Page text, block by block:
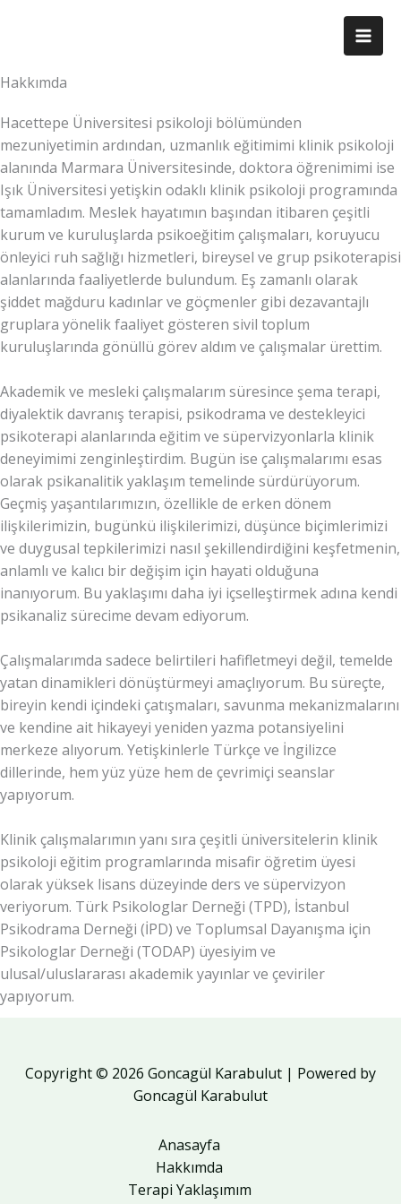
Hakkımda
Hacettepe Üniversitesi psikoloji bölümünden
mezuniyetimin ardından, uzmanlık eğitimimi klinik psikoloji
alanında Marmara Üniversitesinde, doktora öğrenimimi ise
Işık Üniversitesi yetişkin odaklı klinik psikoloji programında
tamamladım. Meslek hayatımın başından itibaren çeşitli
kurum ve kuruluşlarda psikoeğitim çalışmaları, koruyucu
önleyici ruh sağlığı hizmetleri, bireysel ve grup psikoterapisi
alanlarında faaliyetlerde bulundum. Eş zamanlı olarak
şiddet mağduru kadınlar ve göçmenler gibi dezavantajlı
gruplara yönelik faaliyet gösteren sivil toplum
kuruluşlarında gönüllü görev aldım ve çalışmalar ürettim.
Akademik ve mesleki çalışmalarım süresince şema terapi,
diyalektik davranış terapisi, psikodrama ve destekleyici
psikoterapi alanlarında eğitim ve süpervizyonlarla klinik
deneyimimi zenginleştirdim. Bugün ise çalışmalarımı esas
olarak psikanalitik yaklaşım temelinde sürdürüyorum.
Geçmiş yaşantılarımızın, özellikle de erken dönem
ilişkilerimizin, bugünkü ilişkilerimizi, düşünce biçimlerimizi
ve duygusal tepkilerimizi nasıl şekillendirdiğini keşfetmenin,
anlamlı ve kalıcı bir değişim için hayati olduğuna
inanıyorum. Bu yaklaşımı daha iyi içselleştirmek adına kendi
psikanaliz sürecime devam ediyorum.
Çalışmalarımda sadece belirtileri hafifletmeyi değil, temelde
yatan dinamikleri dönüştürmeyi amaçlıyorum. Bu süreçte,
bireyin kendi içindeki çatışmaları, savunma mekanizmalarını
ve kendine ait hikayeyi yeniden yazma potansiyelini
merkeze alıyorum. Yetişkinlerle Türkçe ve İngilizce
dillerinde, hem yüz yüze hem de çevrimiçi seanslar
yapıyorum.
Klinik çalışmalarımın yanı sıra çeşitli üniversitelerin klinik
psikoloji eğitim programlarında misafir öğretim üyesi
olarak yüksek lisans düzeyinde ders ve süpervizyon
veriyorum. Türk Psikologlar Derneği (TPD), İstanbul
Psikodrama Derneği (İPD) ve Toplumsal Dayanışma için
Psikologlar Derneği (TODAP) üyesiyim ve
ulusal/uluslararası akademik yayınlar ve çeviriler
yapıyorum.
Copyright © 2026 Goncagül Karabulut | Powered by
Goncagül Karabulut
Anasayfa
Hakkımda
Terapi Yaklaşımım